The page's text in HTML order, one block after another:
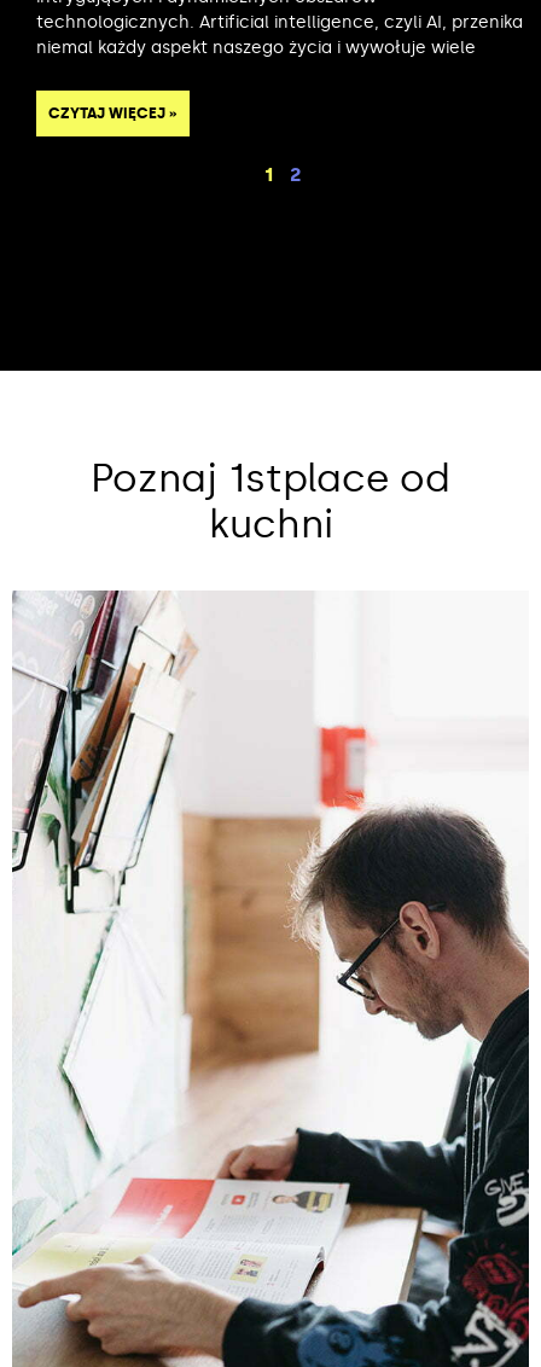
technologicznych. Artificial intelligence, czyli AI, przenika
niemal każdy aspekt naszego życia i wywołuje wiele
CZYTAJ WIĘCEJ »
1 2
Poznaj 1stplace od
kuchni